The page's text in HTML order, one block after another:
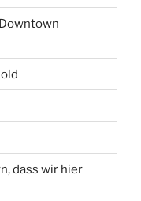
dass wir hier